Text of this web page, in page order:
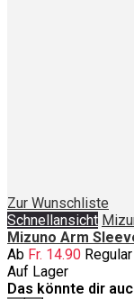
Zur Wunschliste
Schnellansicht
Mizuno Arm
Ab Fr. 14.90
Auf Lager
Das könnte dir